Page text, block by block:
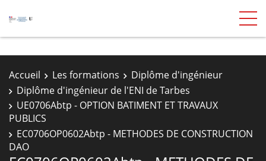
Accueil Les formations
Diplôme d'ingénieur
Diplôme d'ingénieur de l'ENI de Tarbes
UE0706Abtp - OPTION BATIMENT ET TRAVAUX
PUBLICS
EC0706OP0602Abtp - METHODES DE CONSTRUCTION
DAO